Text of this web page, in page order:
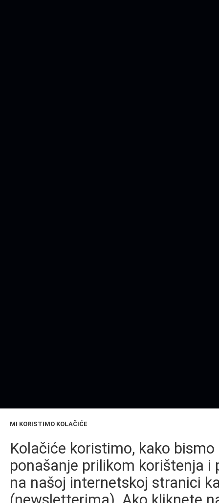
MI KORISTIMO KOLAČIĆE
Kolačiće koristimo, kako
ponašanje prilikom korištenja
na našoj internetskoj stranici